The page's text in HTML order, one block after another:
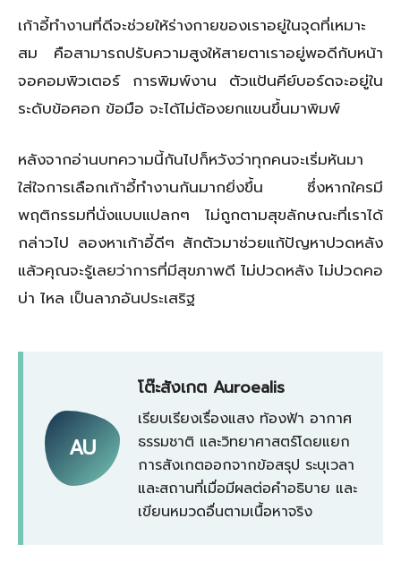
เก้าอี้ทำงานที่ดีจะช่วยให้ร่างกายของเราอยู่ในจุดที่เหมาะ
สม คือสามารถปรับความสูงให้สายตาเราอยู่พอดีกับหน้า
จอคอมพิวเตอร์ การพิมพ์งาน ตัวแป้นคีย์บอร์ดจะอยู่ใน
ระดับข้อศอก ข้อมือ จะได้ไม่ต้องยกแขนขึ้นมาพิมพ์
หลังจากอ่านบทความนี้กันไปก็หวังว่าทุกคนจะเริ่มหันมา
ใส่ใจการเลือกเก้าอี้ทำงานกันมากยิ่งขึ้น ซึ่งหากใครมี
พฤติกรรมที่นั่งแบบแปลกๆ ไม่ถูกตามสุขลักษณะที่เราได้
กล่าวไป ลองหาเก้าอี้ดีๆ สักตัวมาช่วยแก้ปัญหาปวดหลัง
แล้วคุณจะรู้เลยว่าการที่มีสุขภาพดี ไม่ปวดหลัง ไม่ปวดคอ
บ่า ไหล เป็นลาภอันประเสริฐ
AU
โต๊ะสังเกต Auroealis
เรียบเรียงเรื่องแสง ท้องฟ้า อากาศ
ธรรมชาติ และวิทยาศาสตร์โดยแยก
การสังเกตออกจากข้อสรุป ระบุเวลา
และสถานที่เมื่อมีผลต่อคำอธิบาย และ
เขียนหมวดอื่นตามเนื้อหาจริง